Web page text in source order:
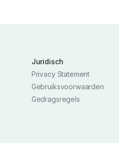
Juridisch
Privacy Statement
Gebruiksvoorwaarden
Gedragsregels